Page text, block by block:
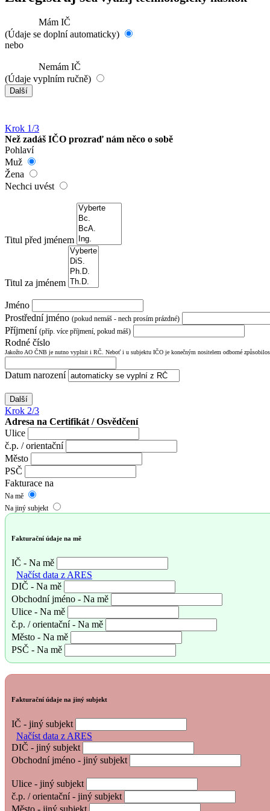
Mám IČ
(Údaje se doplní automaticky)
nebo
Nemám IČ
(Údaje vyplním ručně)
Další
Krok 1/3
Než zadáš IČO prozraď nám něco o sobě
Pohlaví
Muž
Žena
Nechci uvést
Titul před jménem
Titul za jménem
Jméno
Prostřední jméno (pokud nemáš - nech prosím prázdné)
Příjmení (příp. více příjmení, pokud máš)
Rodné číslo
Jakožto AO ČNB je nutno vyplnit i RČ. Neboť i u subjektu IČO je konečným nositelem odborné
Datum narození
Další
Krok 2/3
Adresa na Certifikát / Osvědčení
Ulice
č.p. / orientační
Město
PSČ
Fakturace na
Na mě
Na jiný subjekt
Fakturační údaje na mě
IČ - Na mě
Načíst data z ARES
DIČ - Na mě
Obchodní jméno - Na mě
Ulice - Na mě
č.p. / orientační - Na mě
Město - Na mě
PSČ - Na mě
Fakturační údaje na jiný subjekt
IČ - jiný subjekt
Načíst data z ARES
DIČ - jiný subjekt
Obchodní jméno - jiný subjekt
Ulice - jiný subjekt
č.p. / orientační - jiný subjekt